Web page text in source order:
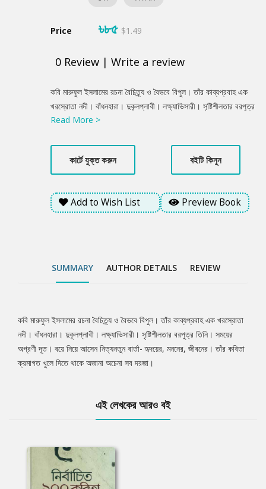
Price ৳৮৫ $1.49
0 Review | Write a review
Product
Summery
কবি মারুফুল ইসলামের রচনা বৈচিত্র্য ও বৈভবে বিপুল। তাঁর কাব্যপ্রবাহ এক
খরস্রোতা নদী। বাঁধনহারা। দুকূলপ্লাবী। লক্ষ্যাভিসারী। সৃষ্টিশীলতার বরপুত্র
তিনি। সময়ের অগ্রণী দূত। বয়ে নিয়ে আসেন নিত্যনতুন বার্তা- হৃদয়ের,
দরজা।
Read More >
কার্টে যুক্ত করুন বইটি কিনুন
Add to Wish List Preview Book
SUMMARY AUTHOR DETAILS REVIEW
Tab
Article
কবি মারুফুল ইসলামের রচনা বৈচিত্র্য ও বৈভবে বিপুল। তাঁর কাব্যপ্রবাহ এক খরস্রোতা
নদী। বাঁধনহারা। দুকূলপ্লাবী। লক্ষ্যাভিসারী। সৃষ্টিশীলতার বরপুত্র তিনি। সময়ের
অগ্রণী দূত। বয়ে নিয়ে আসেন নিত্যনতুন বার্তা- হৃদয়ের, মননের, জীবনের। তাঁর কবিতা
ক্রমাগত খুলে দিতে থাকে অজানা অচেনা সব দরজা।
এই লেখকের আরও বই